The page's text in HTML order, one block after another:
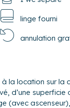
linge fourni
annulation
location sur la
d’une superficie
(avec